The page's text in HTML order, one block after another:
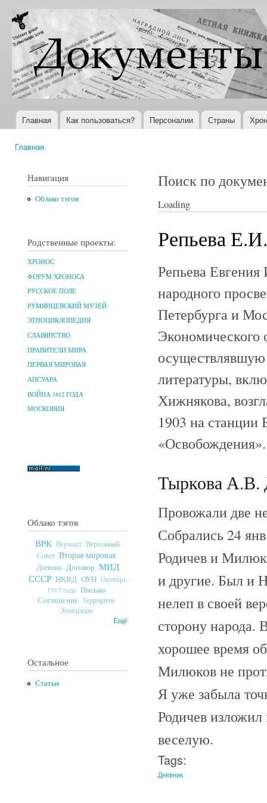
Документы
XX века
Всемирная
история в
Интернете
Главное меню
Главная Как пользоваться? Персоналии Страны
Главная
Навигация
Облако тэгов
Родственные проекты:
ХРОНОС
ФОРУМ ХРОНОСА
РУССКОЕ ПОЛЕ
РУМЯНЦЕВСКИЙ МУЗЕЙ
ЭТНОЦИКЛОПЕДИЯ
СЛАВЯНСТВО
ПРАВИТЕЛИ МИРА
ПЕРВАЯ МИРОВАЯ
АПСУАРА
ВОЙНА 1812 ГОДА
МОСКОВИЯ
Облако тэгов
ВРК Вермахт Верховный
Совет Вторая мировая
Дневник Договор МИД
СССР НКВД ОУН Октябрь
1917 года Письмо
Соглашение Терроризм
Эмиграция
Ещё
Остальное
Статьи
Поиск по
Loading
Репьева Е.И.
Репьева
народного
Петербурга и
Экономического
осуществлявшую
литературы,
Хижнякова,
1903 на станции
«Освобождения».
Тыркова А.В.
Провожали две
Собрались 24
Родичев и
и другие. Был и
нелеп в своей
сторону народа.
хорошее время
Милюков не
Я уже забыла
Родичев
веселую.
Tags:
Дневник